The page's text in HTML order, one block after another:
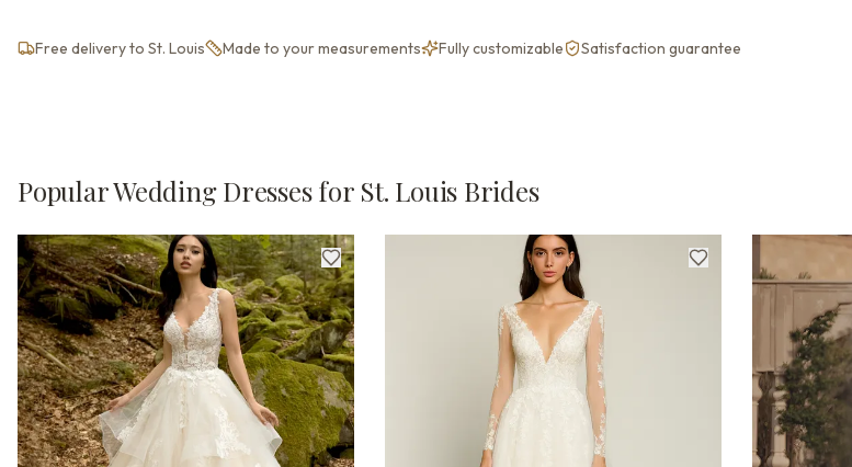
Free delivery to St. Louis Made to your measurements Fully customizable Satisfaction guarantee
Popular Wedding Dresses for St. Louis Brides